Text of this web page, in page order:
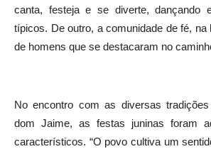
canta, festeja e se diverte, dançando
típicos. De outro, a comunidade de fé, na
de homens que se destacaram no
No encontro com as diversas
dom Jaime, as festas juninas foram
característicos. “O povo cultiva um